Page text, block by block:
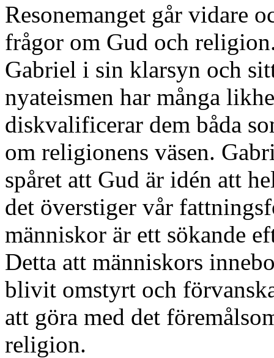
Resonemanget går vidare
frågor om Gud och
Gabriel i sin klarsyn och
nyateismen har många
diskvalificerar dem båda
om religionens väsen.
spåret att Gud är idén att
det överstiger vår
människor är ett sökande
Detta att människors
blivit omstyrt och
att göra med det
religion.